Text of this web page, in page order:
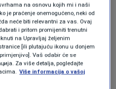
sistema između
u fabrici u gradu
Njemačkoj. Broj
da se smanji za
na osnovu kojih mi i naši
je praćenje onemogućeno, neki od
neće biti relevantni za vas. Ovaj
i pritom promijeniti trenutni
na Upravljaj željenim
[ili plutajuću ikonu u donjem
Vaš odabir će se
Za više detalja, pogledajte
Više informacija o vašoj